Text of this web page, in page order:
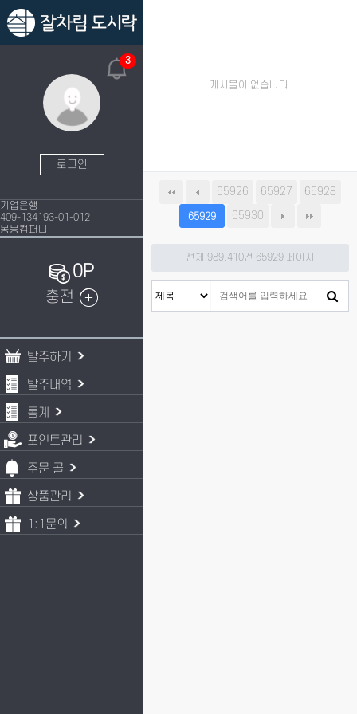
3
로그인
기업은행
409-134193-01-012
봉봉컴퍼니
0P
충전
발주하기
발주내역
통계
포인트관리
주문 콜
상품관리
1:1문의
게시물이 없습니다.
65926 65927 65928
65929 65930
전체 989,410건 65929 페이지